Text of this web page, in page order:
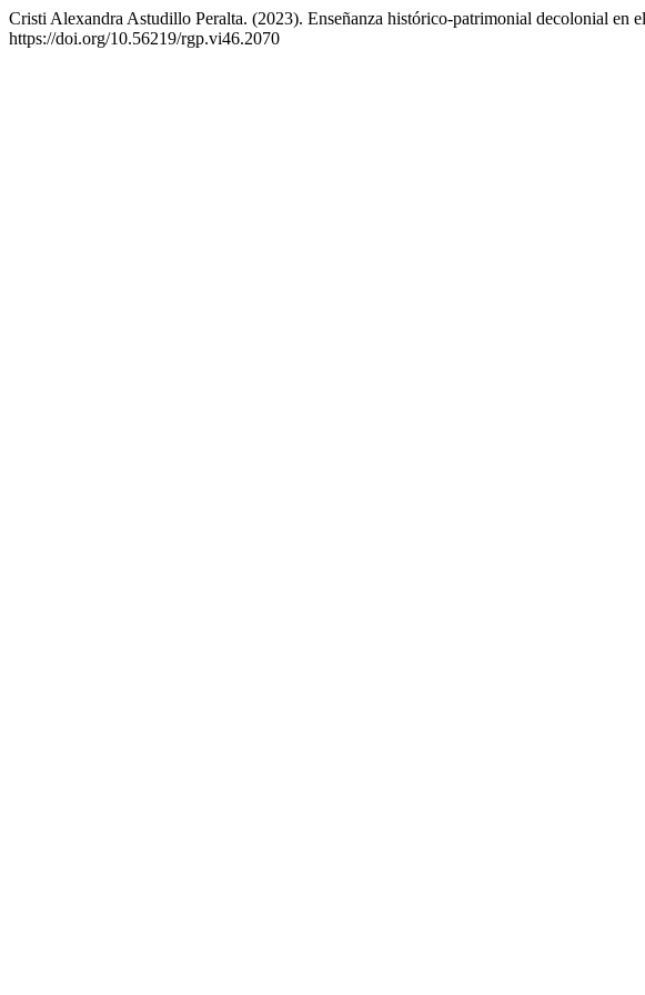
Cristi Alexandra Astudillo Peralta. (2023). Enseñanza histórico-patrimonial decolonial en
https://doi.org/10.56219/rgp.vi46.2070